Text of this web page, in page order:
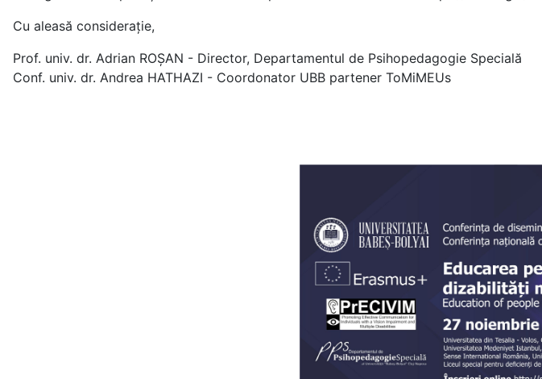
Cu aleasă considerație,
Prof. univ. dr. Adrian ROȘAN - Director, Departamentul de Psihopedagogie Specială
Conf. univ. dr. Andrea HATHAZI - Coordonator UBB partener ToMiMEUs